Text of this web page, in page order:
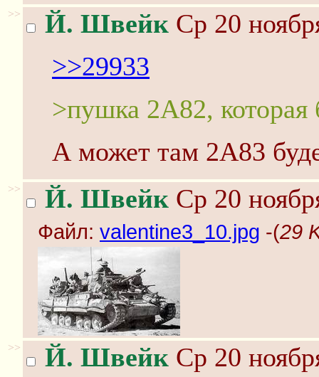
>> Й. Швейк Ср 20
>>29933
>пушка 2А82, которая
А может там 2А83
>> Й. Швейк Ср 20
Файл: valentine3_10.jpg -(29
>> Й. Швейк Ср 20